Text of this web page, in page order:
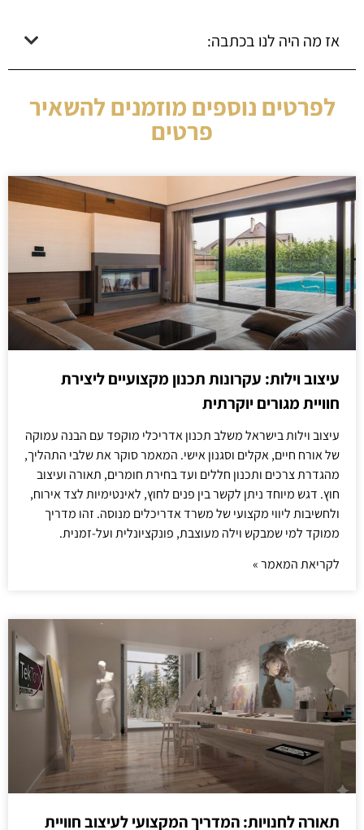
אז מה היה לנו בכתבה:
לפרטים נוספים מוזמנים להשאיר
פרטים
עיצוב וילות: עקרונות תכנון מקצועיים ליצירת
חוויית מגורים יוקרתית
עיצוב וילות בישראל משלב תכנון אדריכלי מוקפד עם הבנה עמוקה
של אורח חיים, אקלים וסגנון אישי. המאמר סוקר את שלבי התהליך,
מהגדרת צרכים ותכנון חללים ועד בחירת חומרים, תאורה ועיצוב
חוץ. דגש מיוחד ניתן לקשר בין פנים לחוץ, לאינטימיות לצד אירוח,
ולחשיבות ליווי מקצועי של משרד אדריכלים מנוסה. זהו מדריך
ממוקד למי שמבקש וילה מעוצבת, פונקציונלית ועל-זמנית.
לקריאת המאמר »
תאורה לחנויות: המדריך המקצועי לעיצוב חוויית